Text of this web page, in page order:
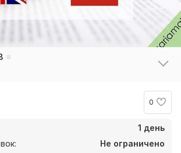
0
1 день
Не ограничено